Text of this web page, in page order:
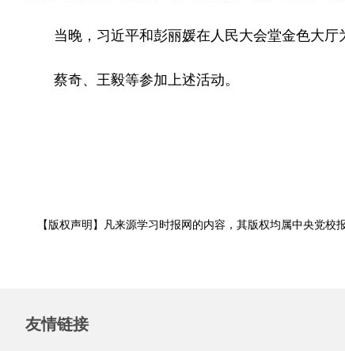
当晚，习近平和彭丽媛在人民大会堂金色大厅
蔡奇、王毅等参加上述活动。
【版权声明】凡来源学习时报网的内容，其版权均属中央党
友情链接